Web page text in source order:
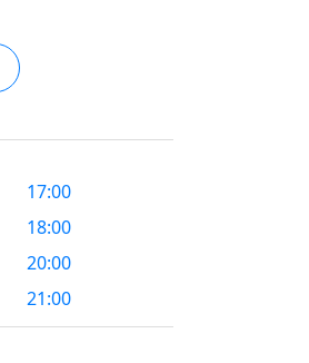
17:00
18:00
20:00
21:00